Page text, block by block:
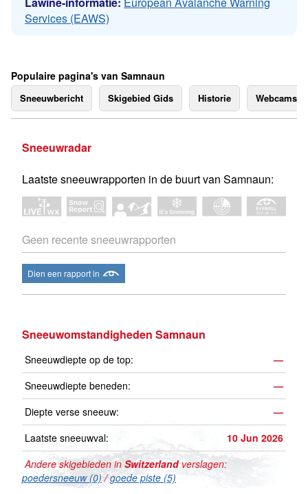
Services (EAWS)
Populaire pagina's van Samnaun
Sneeuwbericht Skigebied Gids Historie Webcams
Sneeuwradar
Laatste sneeuwrapporten in de buurt van Samnaun:
Geen recente sneeuwrapporten
Dien een rapport in
Sneeuwomstandigheden Samnaun
Sneeuwdiepte op de top:
—
Sneeuwdiepte beneden:
—
Diepte verse sneeuw:
—
Laatste sneeuwval:
10 Jun 2026
Andere skigebieden in Switzerlandverslagen:
poedersneeuw (0)/goede piste (5)